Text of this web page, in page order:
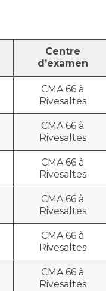
Centre
d’examen
CMA 66 à
Rivesaltes
CMA 66 à
Rivesaltes
CMA 66 à
Rivesaltes
CMA 66 à
Rivesaltes
CMA 66 à
Rivesaltes
CMA 66 à
Rivesaltes